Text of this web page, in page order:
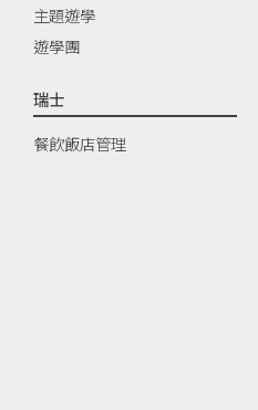
主題遊學
遊學團
瑞士
餐飲飯店管理